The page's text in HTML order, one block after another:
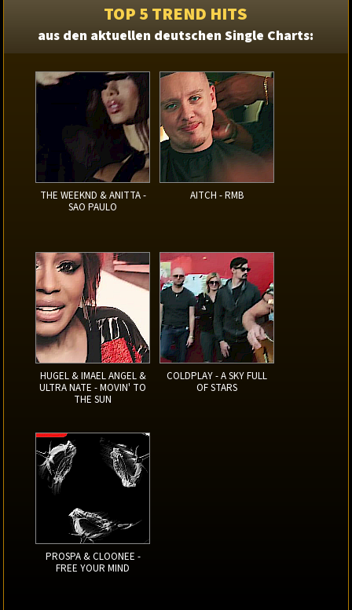
TOP 5 TREND HITS
aus den aktuellen deutschen Single Charts:
THE WEEKND & ANITTA -
SAO PAULO
AITCH - RMB
HUGEL & IMAEL ANGEL &
ULTRA NATE - MOVIN' TO
THE SUN
COLDPLAY - A SKY FULL
OF STARS
PROSPA & CLOONEE -
FREE YOUR MIND